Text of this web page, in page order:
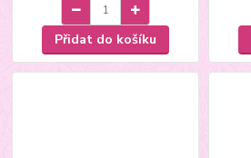
Přidat do košíku